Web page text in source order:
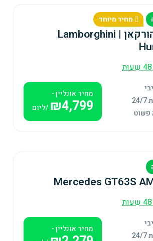
מחיר מיוחד
למבורגיני הורקאן | Lamborghini
7
פשוט
מחיר אונליין -
₪4,799/ליום
7
מחיר אונליין -